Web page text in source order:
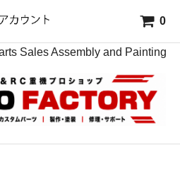
0
Sales Assembly and Painting